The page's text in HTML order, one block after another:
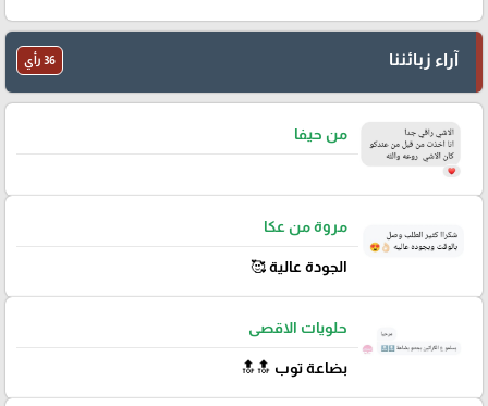
آراء زبائننا 36 رأي
من حيفا
مروة من عكا
الجودة عالية 🥰
حلويات الاقصى
بضاعة توب 🔝🔝